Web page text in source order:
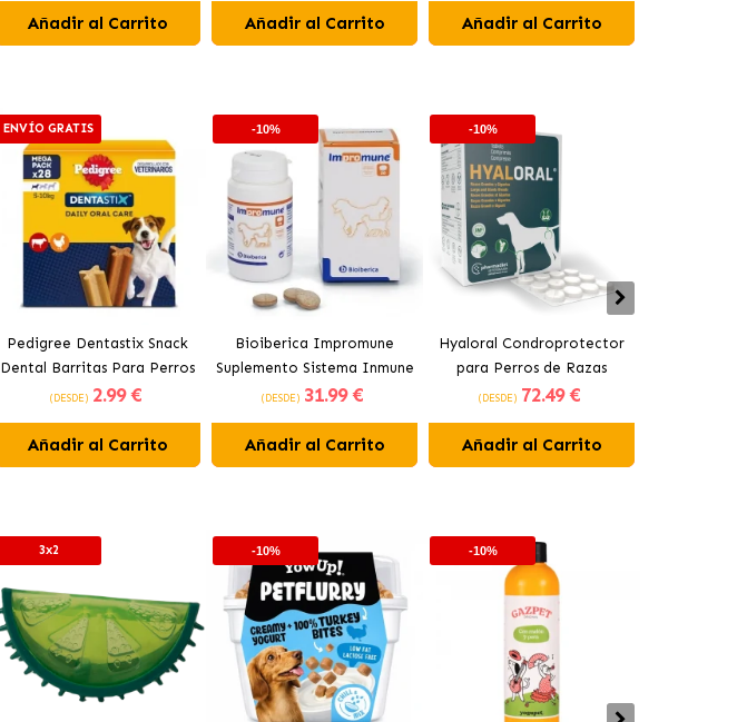
Añadir al Carrito Añadir al Carrito Añadir al Carrito
ENVÍO GRATIS
Pedigree Dentastix Snack
Dental Barritas Para Perros
Pequeños 5-10 kg
(DESDE) 2.99 €
Añadir al Carrito
-10%
Bioiberica Impromune
Suplemento Sistema Inmune
para Perros y Gatos
(DESDE) 31.99 €
Añadir al Carrito
-10%
Hyaloral Condroprotector
para Perros de Razas
Grandes Pharmadiet
(DESDE) 72.49 €
Añadir al Carrito
3x2 -10% -10%